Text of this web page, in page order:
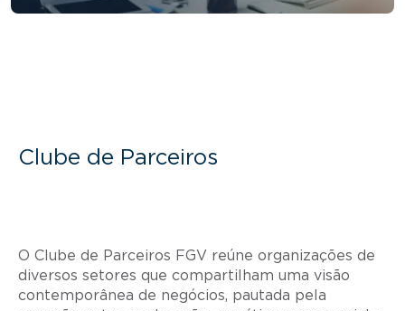
Clube de Parceiros
O Clube de Parceiros FGV reúne organizações de
diversos setores que compartilham uma visão
contemporânea de negócios, pautada pela